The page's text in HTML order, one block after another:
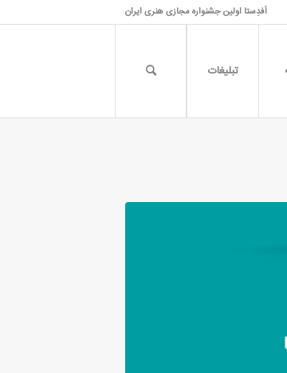
اَفدِستا اولین جشنواره مجازی هنری ایران
تبلیغات